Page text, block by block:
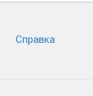
Cправка